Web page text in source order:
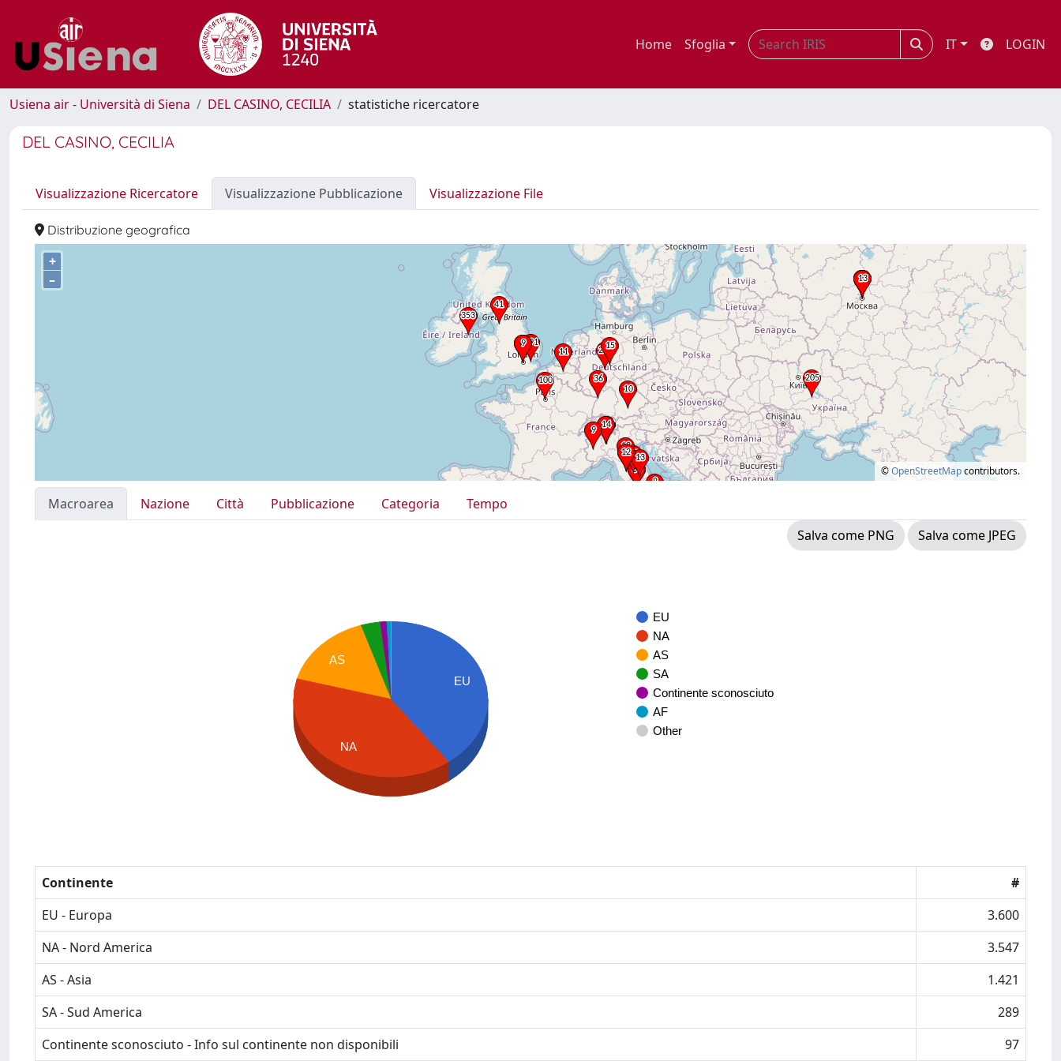
Home Sfoglia IT LOGIN
Usiena air - Università di Siena DEL CASINO, CECILIA statistiche ricercatore
DEL CASINO, CECILIA
Visualizzazione Ricercatore Visualizzazione Pubblicazione Visualizzazione File
Distribuzione geografica
+
–
©OpenStreetMapcontributors.
Macroarea Nazione Città Pubblicazione Categoria
Tempo
Salva come PNG
Salva come JPEG
EU
NA
AS
SA
Continente sconosciuto
AF
Other
EU
AS
NA
Continente
#
EU - Europa
3.600
NA - Nord America
3.547
AS - Asia
1.421
SA - Sud America
289
Continente sconosciuto - Info sul continente non disponibili
97